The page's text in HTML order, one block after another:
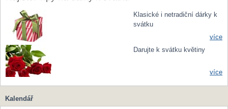
Klasické i netradiční dárky k
svátku
více
Darujte k svátku květiny
více
Kalendář